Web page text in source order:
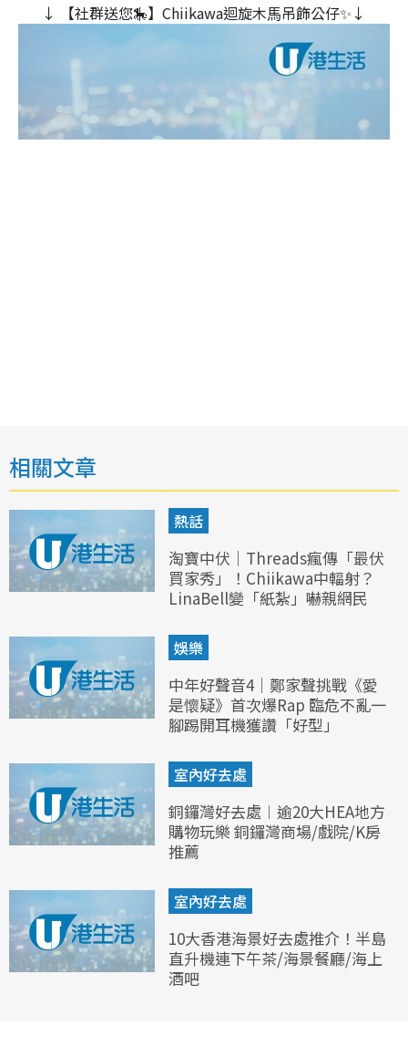
↓ 【社群送您🎠】Chiikawa迴旋木⾺吊飾公仔✨↓
相關文章
熱話
淘寶中伏｜Threads瘋傳「最伏
買家秀」！Chiikawa中輻射？
LinaBell變「紙紮」嚇親網民
娛樂
中年好聲音4｜鄭家聲挑戰《愛
是懷疑》首次爆Rap 臨危不亂一
腳踢開耳機獲讚「好型」
室內好去處
銅鑼灣好去處︱逾20大HEA地方
購物玩樂 銅鑼灣商場/戲院/K房
推薦
室內好去處
10大香港海景好去處推介！半島
直升機連下午茶/海景餐廳/海上
酒吧